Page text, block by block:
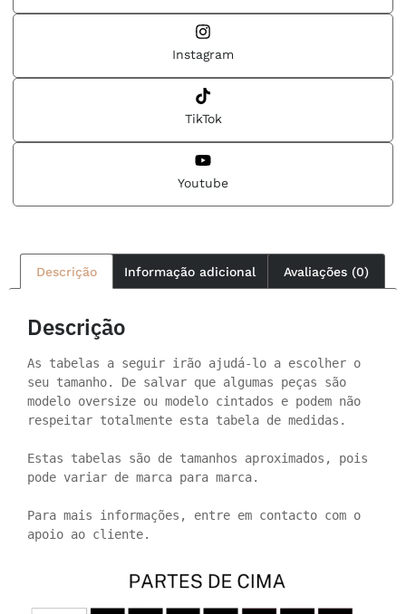
Instagram
TikTok
Youtube
Descrição Informação adicional Avaliações (0)
Descrição
As tabelas a seguir irão ajudá-lo a escolher o
seu tamanho. De salvar que algumas peças são
modelo oversize ou modelo cintados e podem não
respeitar totalmente esta tabela de medidas.
Estas tabelas são de tamanhos aproximados, pois
pode variar de marca para marca.
Para mais informações, entre em contacto com o
apoio ao cliente.